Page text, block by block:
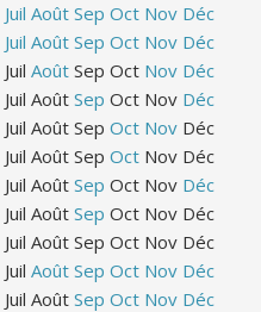
Juil Août Sep Oct Nov Déc
Juil Août Sep Oct Nov Déc
Juil Août Sep Oct Nov Déc
Juil Août Sep Oct Nov Déc
Juil Août Sep Oct Nov Déc
Juil Août Sep Oct Nov Déc
Juil Août Sep Oct Nov Déc
Juil Août Sep Oct Nov Déc
Juil Août Sep Oct Nov Déc
Juil Août Sep Oct Nov Déc
Juil Août Sep Oct Nov Déc